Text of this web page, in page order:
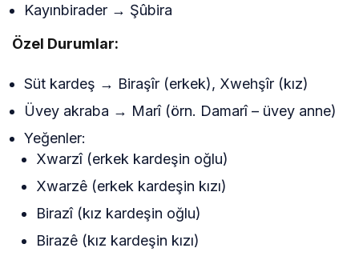
Kayınbirader → Şûbira
Özel Durumlar:
Süt kardeş → Biraşîr (erkek), Xwehşîr (kız)
Üvey akraba → Marî (örn. Damarî – üvey anne)
Yeğenler:
Xwarzî (erkek kardeşin oğlu)
Xwarzê (erkek kardeşin kızı)
Birazî (kız kardeşin oğlu)
Birazê (kız kardeşin kızı)